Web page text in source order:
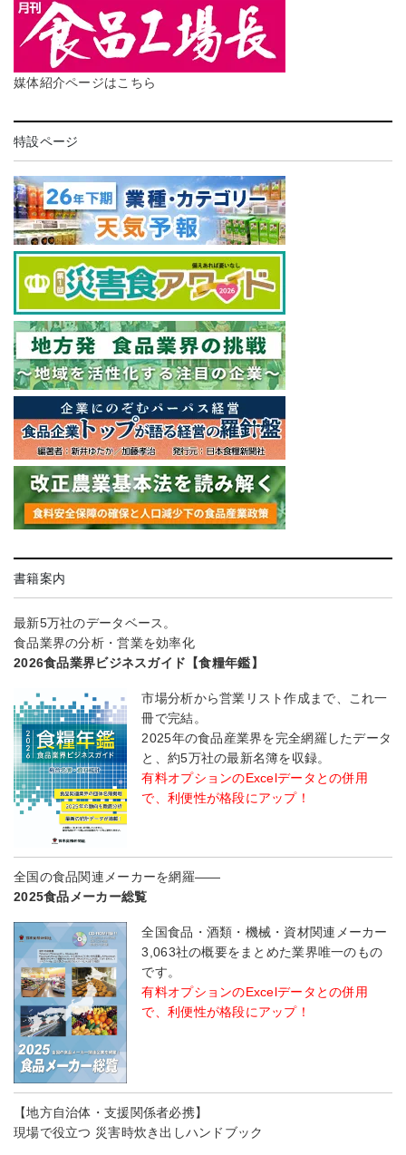
媒体紹介ページはこちら
特設ページ
書籍案内
最新5万社のデータベース。
食品業界の分析・営業を効率化
2026食品業界ビジネスガイド【食糧年鑑】
市場分析から営業リスト作成まで、これ一
冊で完結。
2025年の食品産業界を完全網羅したデータ
と、約5万社の最新名簿を収録。
有料オプションのExcelデータとの併用
で、利便性が格段にアップ！
全国の食品関連メーカーを網羅――
2025食品メーカー総覧
全国食品・酒類・機械・資材関連メーカー
3,063社の概要をまとめた業界唯一のもの
です。
有料オプションのExcelデータとの併用
で、利便性が格段にアップ！
【地方自治体・支援関係者必携】
現場で役立つ 災害時炊き出しハンドブック